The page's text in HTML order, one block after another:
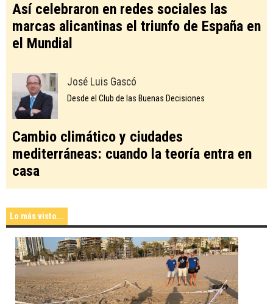
Así celebraron en redes sociales las
marcas alicantinas el triunfo de España en
el Mundial
José Luis Gascó
Desde el Club de las Buenas Decisiones
Cambio climático y ciudades
mediterráneas: cuando la teoría entra en
casa
Lo más visto...